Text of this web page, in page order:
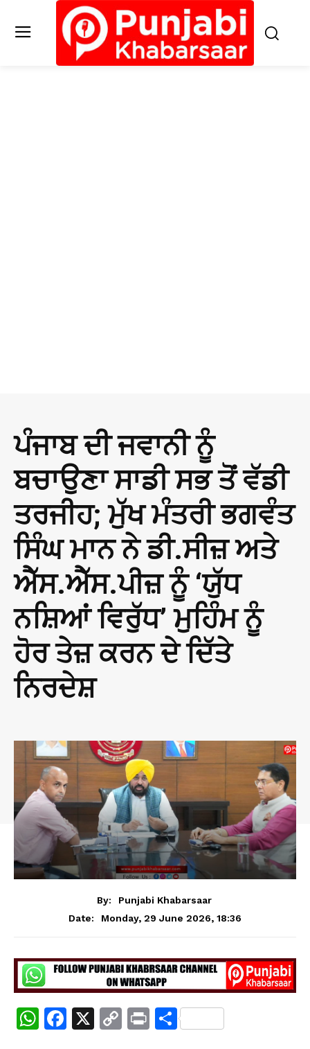
ਪੰਜਾਬ ਦੀ ਜਵਾਨੀ ਨੂੰ
ਬਚਾਉਣਾ ਸਾਡੀ ਸਭ ਤੋਂ ਵੱਡੀ
ਤਰਜੀਹ; ਮੁੱਖ ਮੰਤਰੀ ਭਗਵੰਤ
ਸਿੰਘ ਮਾਨ ਨੇ ਡੀ.ਸੀਜ਼ ਅਤੇ
ਐੱਸ.ਐੱਸ.ਪੀਜ਼ ਨੂੰ ‘ਯੁੱਧ
ਨਸ਼ਿਆਂ ਵਿਰੁੱਧ’ ਮੁਹਿੰਮ ਨੂੰ
ਹੋਰ ਤੇਜ਼ ਕਰਨ ਦੇ ਦਿੱਤੇ
ਨਿਰਦੇਸ਼
By:
Punjabi Khabarsaar
Date:
Monday, 29 June 2026, 18:36
W
F
X
C
Pr S